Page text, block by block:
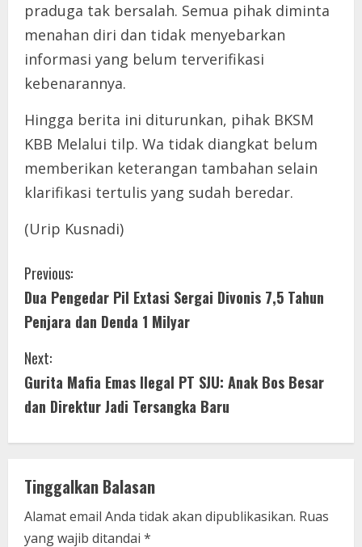
praduga tak bersalah. Semua pihak diminta
menahan diri dan tidak menyebarkan
informasi yang belum terverifikasi
kebenarannya.
Hingga berita ini diturunkan, pihak BKSM
KBB Melalui tilp. Wa tidak diangkat belum
memberikan keterangan tambahan selain
klarifikasi tertulis yang sudah beredar.
(Urip Kusnadi)
C
o
n
t
i
n
u
e
Previous:
Dua Pengedar Pil Extasi Sergai Divonis 7,5 Tahun
Penjara dan Denda 1 Milyar
Next:
Gurita Mafia Emas Ilegal PT SJU: Anak Bos Besar
dan Direktur Jadi Tersangka Baru
Tinggalkan Balasan
Alamat email Anda tidak akan dipublikasikan. Ruas
yang wajib ditandai *